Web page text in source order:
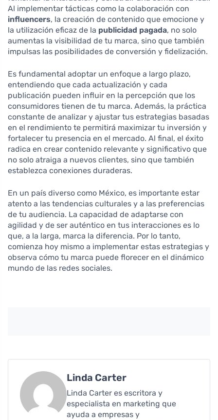
Al implementar tácticas como la colaboración con
influencers, la creación de contenido que emocione y
la utilización eficaz de la publicidad pagada, no solo
aumentas la visibilidad de tu marca, sino que también
impulsas las posibilidades de conversión y fidelización.
Es fundamental adoptar un enfoque a largo plazo,
entendiendo que cada actualización y cada
publicación pueden influir en la percepción que los
consumidores tienen de tu marca. Además, la práctica
constante de analizar y ajustar tus estrategias basadas
en el rendimiento te permitirá maximizar tu inversión y
fortalecer tu presencia en el mercado. Al final, el éxito
radica en crear contenido relevante y significativo que
no solo atraiga a nuevos clientes, sino que también
establezca conexiones duraderas.
En un país diverso como México, es importante estar
atento a las tendencias culturales y a las preferencias
de tu audiencia. La capacidad de adaptarse con
agilidad y de ser auténtico en tus interacciones es lo
que, a la larga, marca la diferencia. Por lo tanto,
comienza hoy mismo a implementar estas estrategias y
observa cómo tu marca puede florecer en el dinámico
mundo de las redes sociales.
Linda Carter
Linda Carter es escritora y
especialista en marketing que
ayuda a empresas y